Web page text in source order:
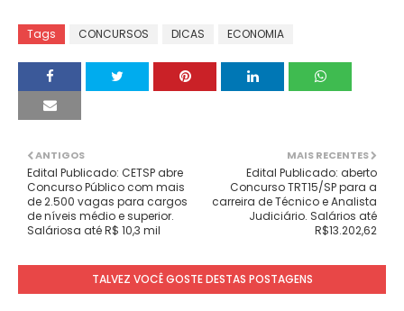
Tags CONCURSOS DICAS ECONOMIA
MAIS RECENTES
Edital Publicado: aberto
Concurso TRT15/SP para a
carreira de Técnico e Analista
Judiciário. Salários até
R$13.202,62
ANTIGOS
Edital Publicado: CETSP abre
Concurso Público com mais
de 2.500 vagas para cargos
de níveis médio e superior.
Saláriosa até R$ 10,3 mil
TALVEZ VOCÊ GOSTE DESTAS POSTAGENS